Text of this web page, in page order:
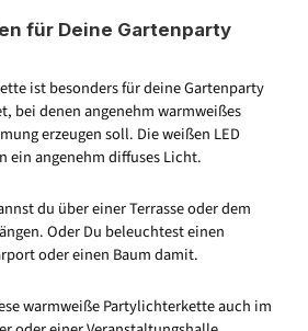
für Deine Gartenparty
ist besonders für deine Gartenparty
bei denen angenehm warmweißes
erzeugen soll. Die weißen LED
ein angenehm diffuses Licht.
du über einer Terrasse oder dem
Oder Du beleuchtest einen
oder einen Baum damit.
warmweiße Partylichterkette auch im